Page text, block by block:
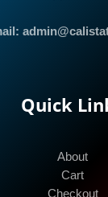
Quick
About
Cart
Checkout